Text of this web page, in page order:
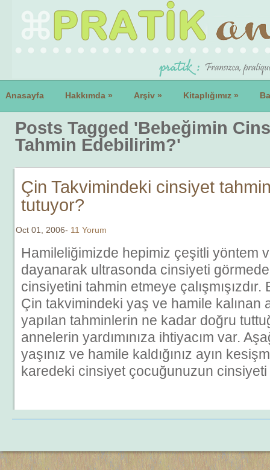
Anasayfa Hakkımda » Arşiv » Kitaplığımız »
Posts Tagged 'Bebeğimin
Tahmin Edebilirim?'
Çin Takvimindeki cinsiyet
tutuyor?
Oct 01, 2006- 11 Yorum
Hamileliğimizde hepimiz çeşitli yöntem
dayanarak ultrasonda cinsiyeti
cinsiyetini tahmin etmeye
Çin takvimindeki yaş ve hamile kalınan
yapılan tahminlerin ne kadar doğru
annelerin yardımınıza ihtiyacım var.
yaşınız ve hamile kaldığınız ayın
karedeki cinsiyet çocuğunuzun